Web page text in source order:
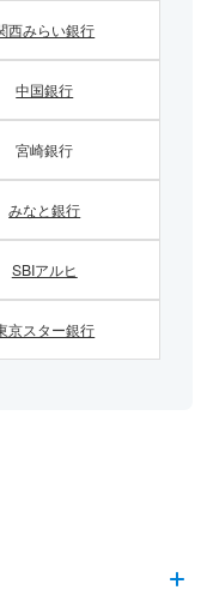
西みらい銀行
中国銀行
宮崎銀行
みなと銀行
SBIアルヒ
京スター銀行